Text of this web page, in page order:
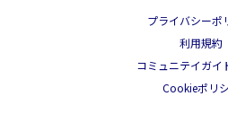
プライバシーポ
利用規約
コミュニテイガイ
Cookieポリ